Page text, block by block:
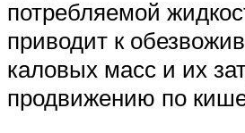
потребляемой
приводит к
каловых масс и их
продвижению по